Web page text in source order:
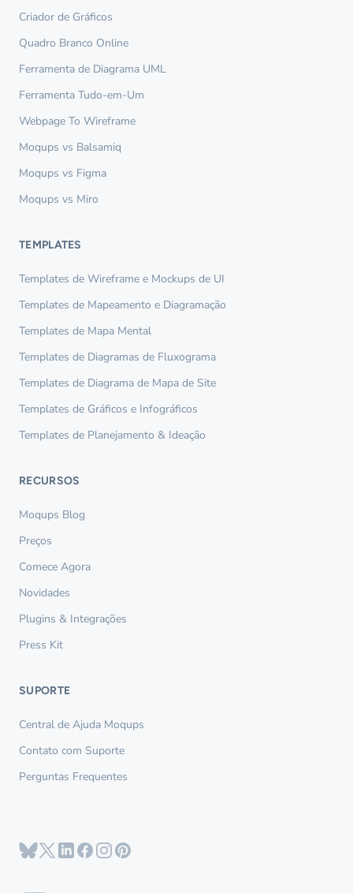
Criador de Gráficos
Quadro Branco Online
Ferramenta de Diagrama UML
Ferramenta Tudo-em-Um
Webpage To Wireframe
Moqups vs Balsamiq
Moqups vs Figma
Moqups vs Miro
TEMPLATES
Templates de Wireframe e Mockups de UI
Templates de Mapeamento e Diagramação
Templates de Mapa Mental
Templates de Diagramas de Fluxograma
Templates de Diagrama de Mapa de Site
Templates de Gráficos e Infográficos
Templates de Planejamento & Ideação
RECURSOS
Moqups Blog
Preços
Comece Agora
Novidades
Plugins & Integrações
Press Kit
SUPORTE
Central de Ajuda Moqups
Contato com Suporte
Perguntas Frequentes